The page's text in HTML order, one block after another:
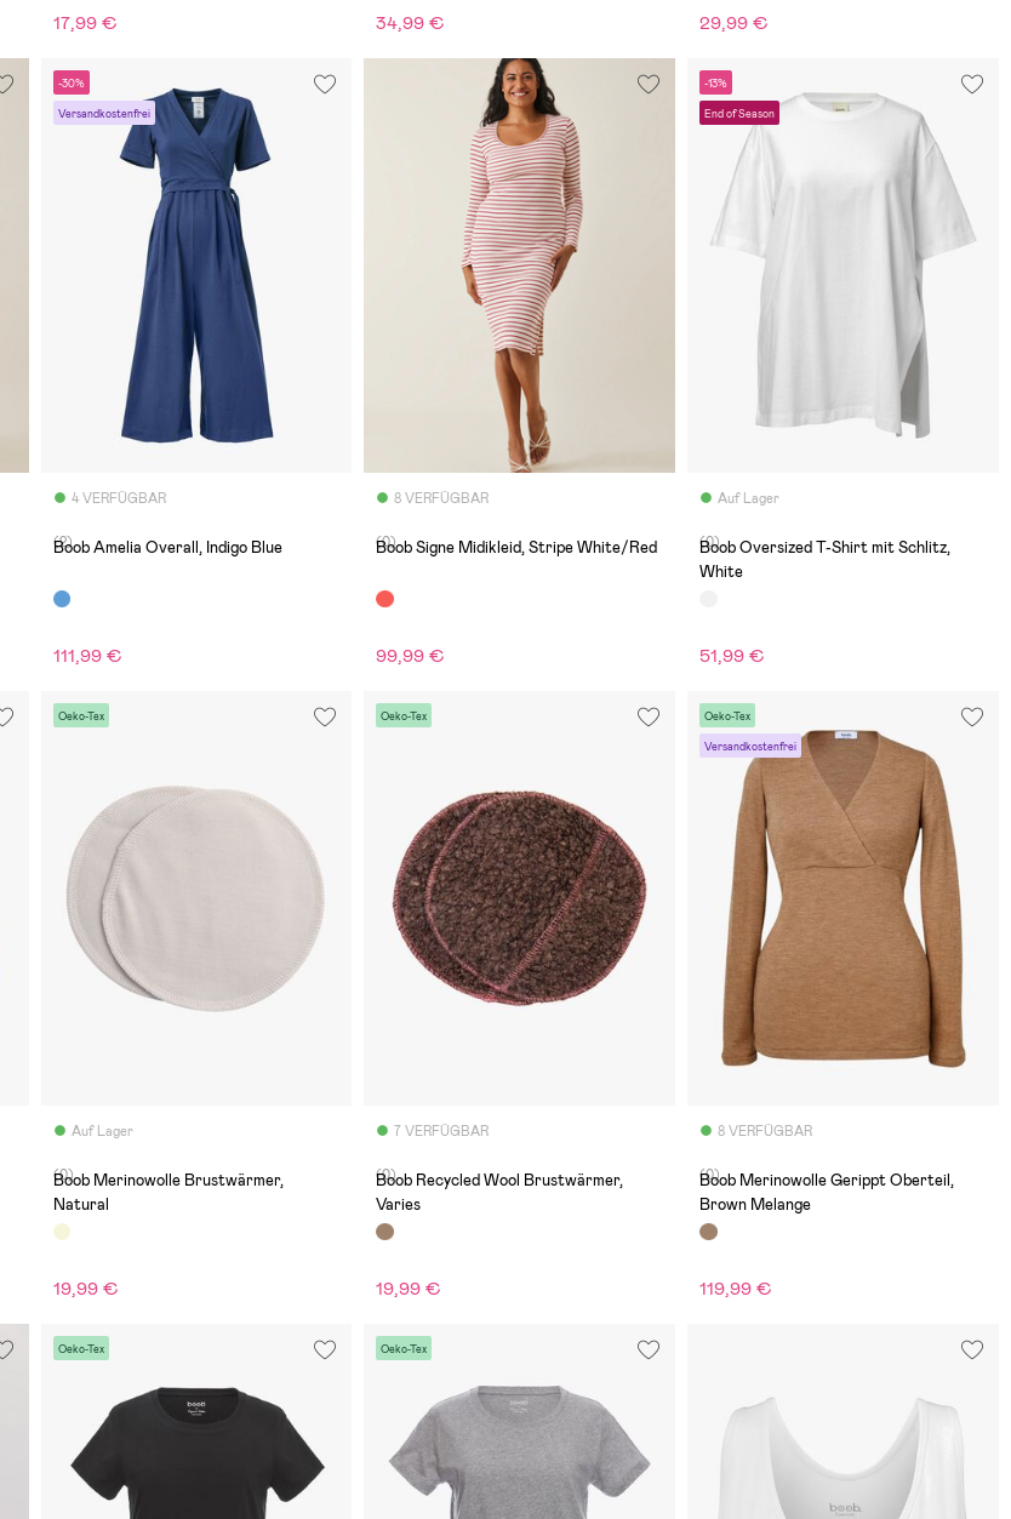
17,99 € 34,99 € 29,99 €
-30%
Versandkostenfrei
4 VERFÜGBAR
(2)
Boob Amelia Overall, Indigo Blue
111,99 €
8 VERFÜGBAR
(0)
Boob Signe Midikleid, Stripe White/Red
99,99 €
-13%
End of Season
Auf Lager
(0)
Boob Oversized T-Shirt mit Schlitz,
White
51,99 €
Oeko-Tex
Auf Lager
(0)
Boob Merinowolle Brustwärmer,
Natural
19,99 €
Oeko-Tex
7 VERFÜGBAR
(0)
Boob Recycled Wool Brustwärmer,
Varies
19,99 €
Oeko-Tex
Versandkostenfrei
8 VERFÜGBAR
(0)
Boob Merinowolle Gerippt Oberteil,
Brown Melange
119,99 €
Oeko-Tex Oeko-Tex